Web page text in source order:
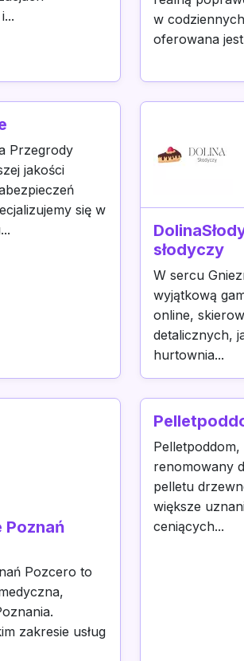
w
oferowana
Przegrody
jakości
się w
słodyczy
W sercu
wyjątkową
online,
detalicznych,
hurtownia...
Poznań
Pozcero to
zakresie usług
renomowany
pelletu
większe
ceniących...